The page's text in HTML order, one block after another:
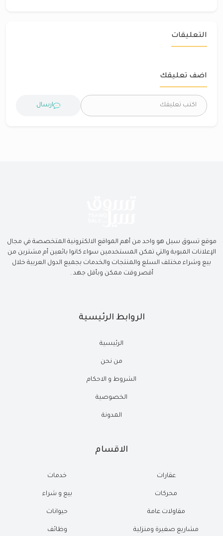
التعليقات
اضف تعليقك
ارسال
موقع تسوق سيل هو واحد من أهم المواقع الالكترونية المتخصصة في مجال
الإعلانات المبوبة والتي تمكن المستخدمين سواء كانوا بائعين أم مشترين من
بيع وشراء مختلف السلع والمنتجات والخدمات بجميع الدول العربية خلال
أقصر وقت ممكن وبأقل جهد .
الروابط الرئيسية
الرئيسية
من نحن
الشروط و الاحكام
الخصوصية
المدونة
الاقسام
عقارات
محركات
مقاولات عامة
مشاريع صغيرة ومنزلية
خدمات
بيع و شراء
حيوانات
وظائف